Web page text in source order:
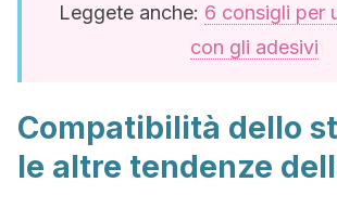
Leggete anche: 6 consigli per
con gli adesivi
Compatibilità dello
le altre tendenze